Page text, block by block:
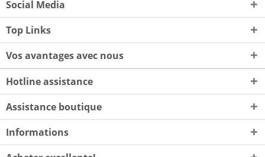
Social Media
Top Links
Vos avantages avec nous
Hotline assistance
Assistance boutique
Informations